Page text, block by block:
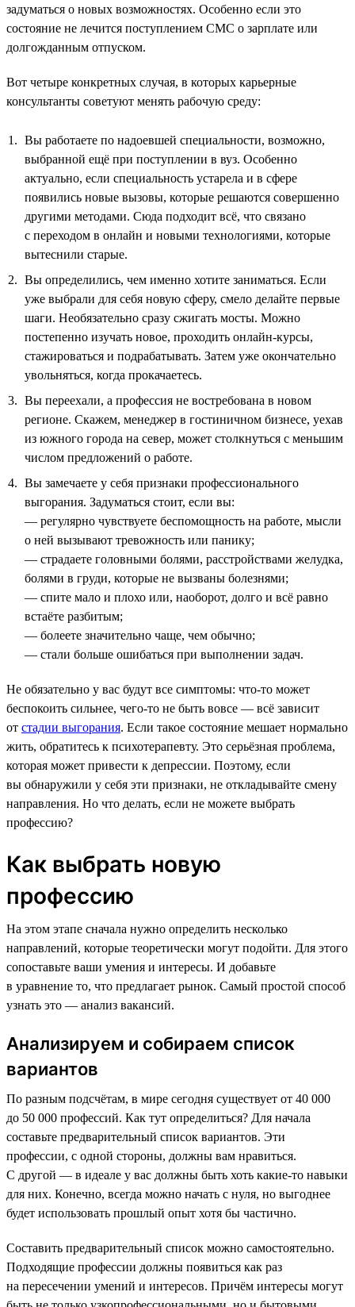
задуматься о новых возможностях. Особенно если это
состояние не лечится поступлением СМС о зарплате или
долгожданным отпуском.
Вот четыре конкретных случая, в которых карьерные
консультанты советуют менять рабочую среду:
Вы работаете по надоевшей специальности, возможно,
выбранной ещё при поступлении в вуз. Особенно
актуально, если специальность устарела и в сфере
появились новые вызовы, которые решаются совершенно
другими методами. Сюда подходит всё, что связано
с переходом в онлайн и новыми технологиями, которые
вытеснили старые.
Вы определились, чем именно хотите заниматься. Если
уже выбрали для себя новую сферу, смело делайте первые
шаги. Необязательно сразу сжигать мосты. Можно
постепенно изучать новое, проходить онлайн-курсы,
стажироваться и подрабатывать. Затем уже окончательно
увольняться, когда прокачаетесь.
Вы переехали, а профессия не востребована в новом
регионе. Скажем, менеджер в гостиничном бизнесе, уехав
из южного города на север, может столкнуться с меньшим
числом предложений о работе.
Вы замечаете у себя признаки профессионального
выгорания. Задуматься стоит, если вы:
— регулярно чувствуете беспомощность на работе, мысли
о ней вызывают тревожность или панику;
— страдаете головными болями, расстройствами желудка,
болями в груди, которые не вызваны болезнями;
— спите мало и плохо или, наоборот, долго и всё равно
встаёте разбитым;
— болеете значительно чаще, чем обычно;
— стали больше ошибаться при выполнении задач.
Не обязательно у вас будут все симптомы: что-то может
беспокоить сильнее, чего-то не быть вовсе — всё зависит
от стадии выгорания. Если такое состояние мешает нормально
жить, обратитесь к психотерапевту. Это серьёзная проблема,
которая может привести к депрессии. Поэтому, если
вы обнаружили у себя эти признаки, не откладывайте смену
направления. Но что делать, если не можете выбрать
профессию?
Как выбрать новую
профессию
На этом этапе сначала нужно определить несколько
направлений, которые теоретически могут подойти. Для этого
сопоставьте ваши умения и интересы. И добавьте
в уравнение то, что предлагает рынок. Самый простой способ
узнать это — анализ вакансий.
Анализируем и собираем список
вариантов
По разным подсчётам, в мире сегодня существует от 40 000
до 50 000 профессий. Как тут определиться? Для начала
составьте предварительный список вариантов. Эти
профессии, с одной стороны, должны вам нравиться.
С другой — в идеале у вас должны быть хоть какие-то навыки
для них. Конечно, всегда можно начать с нуля, но выгоднее
будет использовать прошлый опыт хотя бы частично.
Составить предварительный список можно самостоятельно.
Подходящие профессии должны появиться как раз
на пересечении умений и интересов. Причём интересы могут